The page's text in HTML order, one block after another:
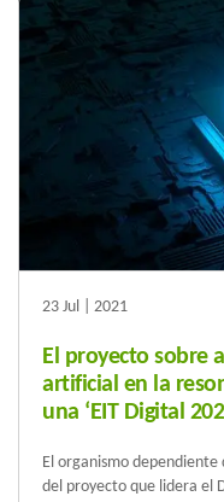
23 Jul | 2021
El proyecto sobre
artificial en la
una ‘EIT Digital
El organismo
del proyecto que lidera el